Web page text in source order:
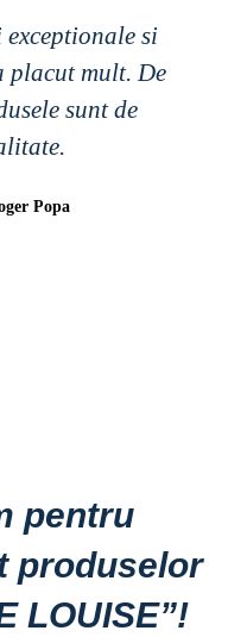
si
placut mult. De
sunt de
Popa
pentru
produselor
LOUISE”!